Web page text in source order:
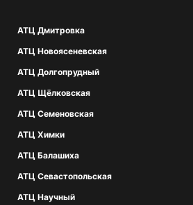
АТЦ Дмитровка
АТЦ Новоясеневская
АТЦ Долгопрудный
АТЦ Щёлковская
АТЦ Семеновская
АТЦ Химки
АТЦ Балашиха
АТЦ Севастопольская
АТЦ Научный